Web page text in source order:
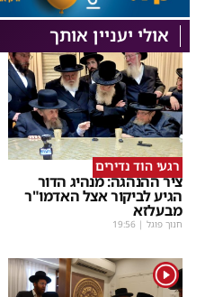
אולי יעניין אותך
רגעי הוד נדירים
ציר ההנהגה: מנהיג הדור
הגיע לביקור אצל האדמו"ר
מבעלזא
חנוך פוגל |
19:56
1